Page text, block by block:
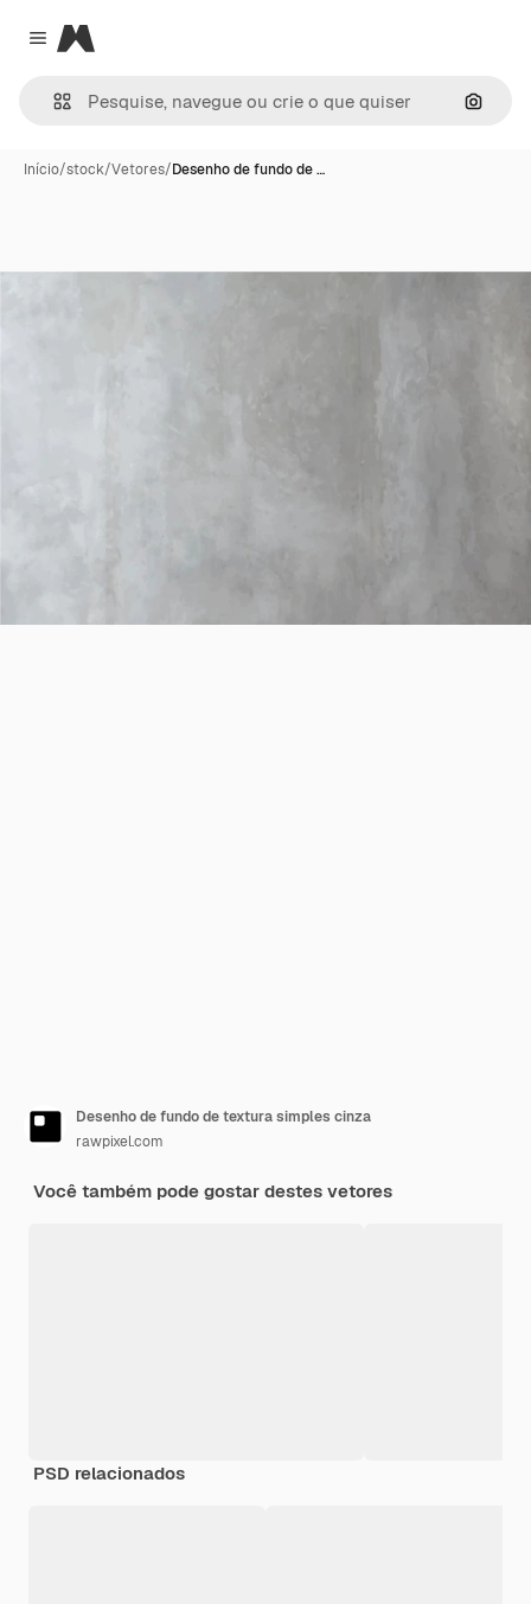
Close menu
Magnific
Início/stock/Vetores/Desenho de fundo de …
Desenho de fundo de textura simples cinza
rawpixel.com
Você também pode gostar destes vetores
PSD relacionados